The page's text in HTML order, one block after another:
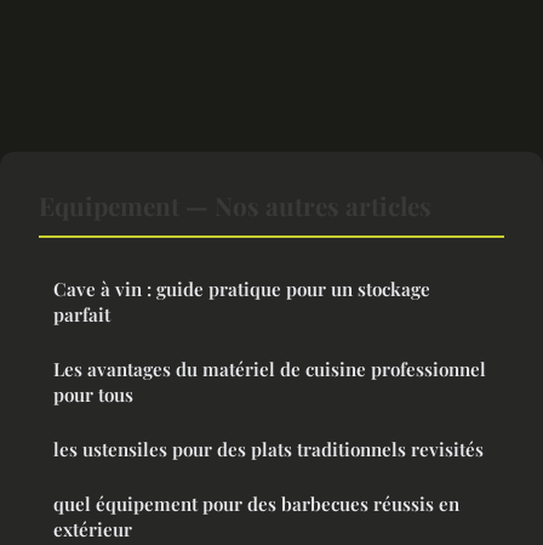
Cave à vin : guide pratique pour un stockage
parfait
Les avantages du matériel de cuisine professionnel
pour tous
les ustensiles pour des plats traditionnels revisités
quel équipement pour des barbecues réussis en
extérieur